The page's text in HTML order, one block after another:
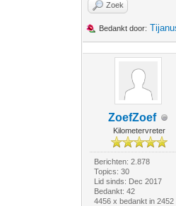
Zoek
Bedankt door:
ZoefZoef
Kilometervreter
Berichten: 2.878
Topics: 30
Lid sinds: Dec 2017
Bedankt: 42
4456 x bedankt in 2452